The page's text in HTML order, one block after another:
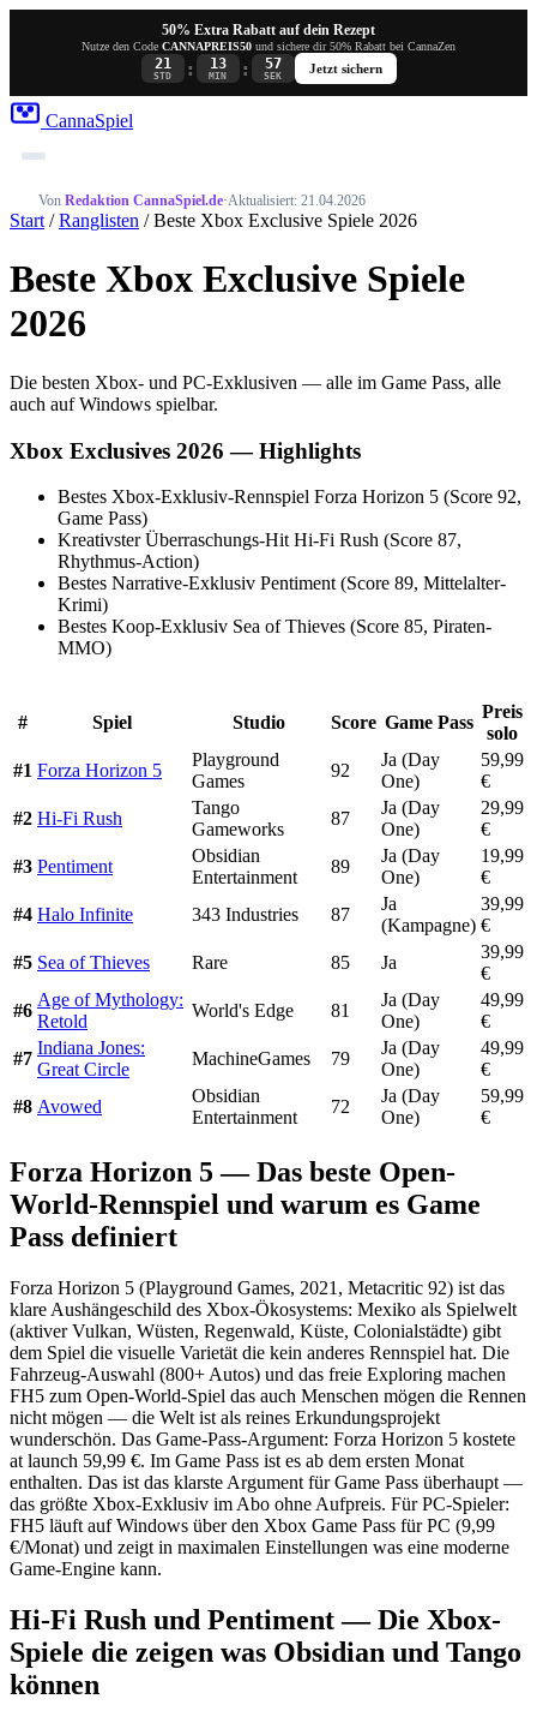
50% Extra Rabatt auf dein Rezept
Nutze den Code CANNAPREIS50 und sichere dir 50% Rabatt bei CannaZen
21
STD : 13
MIN : 57
SEK
Jetzt sichern
CannaSpiel
Von Redaktion CannaSpiel.de·Aktualisiert: 21.04.2026
Start /Ranglisten / Beste Xbox Exclusive Spiele 2026
Beste Xbox Exclusive Spiele
2026
Die besten Xbox- und PC-Exklusiven — alle im Game Pass, alle
auch auf Windows spielbar.
Xbox Exclusives 2026 — Highlights
Bestes Xbox-Exklusiv-Rennspiel Forza Horizon 5 (Score 92,
Game Pass)
Kreativster Überraschungs-Hit Hi-Fi Rush (Score 87,
Rhythmus-Action)
Bestes Narrative-Exklusiv Pentiment (Score 89, Mittelalter-
Krimi)
Bestes Koop-Exklusiv Sea of Thieves (Score 85, Piraten-
MMO)
# Spiel Studio Score Game Pass
Preis
solo
#1 Forza Horizon 5
Playground
Games
92
Ja (Day
One)
59,99
€
#2 Hi-Fi Rush
Tango
Gameworks
87
Ja (Day
One)
29,99
€
#3 Pentiment
Obsidian
Entertainment
89
Ja (Day
One)
19,99
€
#4 Halo Infinite 343 Industries 87
Ja
(Kampagne)
39,99
€
#5 Sea of Thieves Rare 85 Ja
39,99
€
#6
Age of Mythology:
Retold
World's Edge 81
Ja (Day
One)
49,99
€
#7
Indiana Jones:
Great Circle
MachineGames 79
Ja (Day
One)
49,99
€
#8 Avowed
Obsidian
Entertainment
72
Ja (Day
One)
59,99
€
Forza Horizon 5 — Das beste Open-
World-Rennspiel und warum es Game
Pass definiert
Forza Horizon 5 (Playground Games, 2021, Metacritic 92) ist das
klare Aushängeschild des Xbox-Ökosystems: Mexiko als Spielwelt
(aktiver Vulkan, Wüsten, Regenwald, Küste, Colonialstädte) gibt
dem Spiel die visuelle Varietät die kein anderes Rennspiel hat. Die
Fahrzeug-Auswahl (800+ Autos) und das freie Exploring machen
FH5 zum Open-World-Spiel das auch Menschen mögen die Rennen
nicht mögen — die Welt ist als reines Erkundungsprojekt
wunderschön. Das Game-Pass-Argument: Forza Horizon 5 kostete
at launch 59,99 €. Im Game Pass ist es ab dem ersten Monat
enthalten. Das ist das klarste Argument für Game Pass überhaupt —
das größte Xbox-Exklusiv im Abo ohne Aufpreis. Für PC-Spieler:
FH5 läuft auf Windows über den Xbox Game Pass für PC (9,99
€/Monat) und zeigt in maximalen Einstellungen was eine moderne
Game-Engine kann.
Hi-Fi Rush und Pentiment — Die Xbox-
Spiele die zeigen was Obsidian und Tango
können